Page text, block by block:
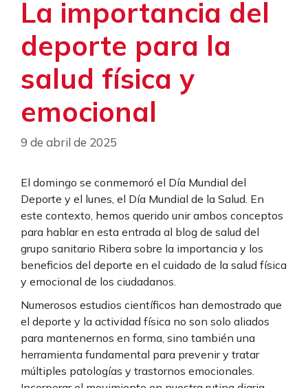
La importancia del
deporte para la
salud física y
emocional
9 de abril de 2025
El domingo se conmemoró el Día Mundial del
Deporte y el lunes, el Día Mundial de la Salud. En
este contexto, hemos querido unir ambos conceptos
para hablar en esta entrada al blog de salud del
grupo sanitario Ribera sobre la importancia y los
beneficios del deporte en el cuidado de la salud física
y emocional de los ciudadanos.
Numerosos estudios científicos han demostrado que
el deporte y la actividad física no son solo aliados
para mantenernos en forma, sino también una
herramienta fundamental para prevenir y tratar
múltiples patologías y trastornos emocionales.